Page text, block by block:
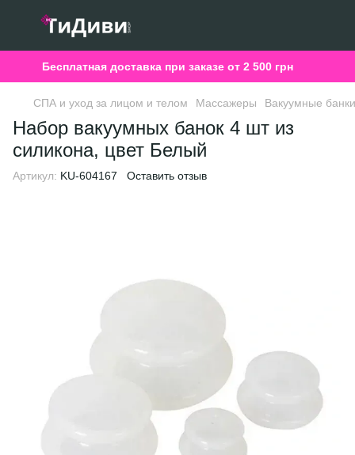
Бесплатная доставка при заказе от 2 500 грн
СПА и уход за лицом и телом Массажеры Вакуумные банки
Набор вакуумных банок 4 шт из
силикона, цвет Белый
Артикул: KU-604167 Оставить отзыв